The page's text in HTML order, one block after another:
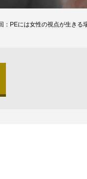
：PEには女性の視点が生きる